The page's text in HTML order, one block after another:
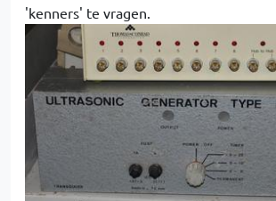
'kenners' te vragen.